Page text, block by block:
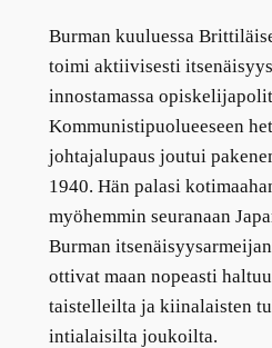
Burman kuuluessa
toimi aktiivisesti
innostamassa
Kommunistipuolueeseen
johtajalupaus joutui
1940. Hän palasi
myöhemmin seuranaan
Burman
ottivat maan nopeasti
taistelleilta ja kiinalaisten
intialaisilta joukoilta.